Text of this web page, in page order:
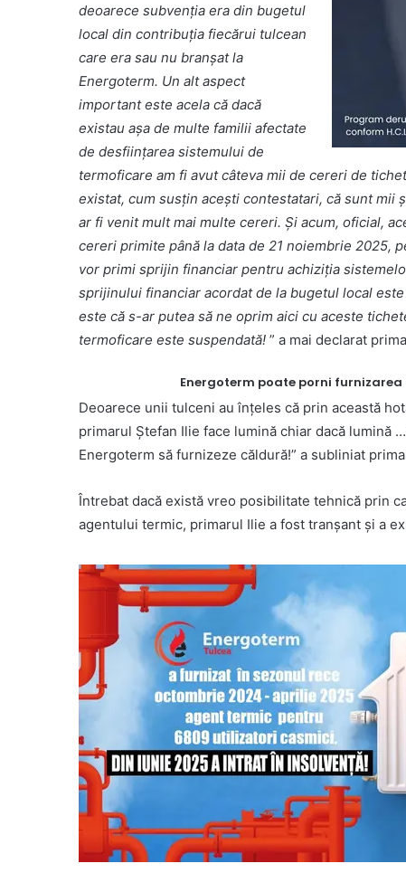
deoarece subvenția era din bugetul
local din contribuția fiecărui tulcean
care era sau nu branșat la
Energoterm. Un alt aspect
important este acela că dacă
existau așa de multe familii afectate
de desființarea sistemului de
termoficare am fi avut câteva mii de cereri de
existat, cum susțin acești contestatari, că sunt mii
ar fi venit mult mai multe cereri. Și acum, oficial,
cereri primite până la data de 21 noiembrie 2025,
vor primi sprijin financiar pentru achiziția
sprijinului financiar acordat de la bugetul local
este că s-ar putea să ne oprim aici cu aceste
termoficare este suspendată! ” a mai declarat
Energoterm poate porni furnizarea
Deoarece unii tulceni au înțeles că prin această
primarul Ștefan Ilie face lumină chiar dacă lumină
Energoterm să furnizeze căldură!” a subliniat
Întrebat dacă există vreo posibilitate tehnică prin
agentului termic, primarul Ilie a fost tranșant și a